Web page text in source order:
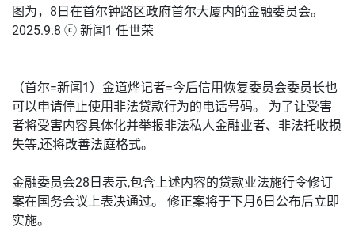
图为，8日在首尔钟路区政府首尔大厦内的金融委员会。
2025.9.8 ⓒ 新闻1 任世荣
（首尔=新闻1）金道烨记者=今后信用恢复委员会委员长也
可以申请停止使用非法贷款行为的电话号码。 为了让受害
者将受害内容具体化并举报非法私人金融业者、非法托收损
失等,还将改善法庭格式。
金融委员会28日表示,包含上述内容的贷款业法施行令修订
案在国务会议上表决通过。 修正案将于下月6日公布后立即
实施。